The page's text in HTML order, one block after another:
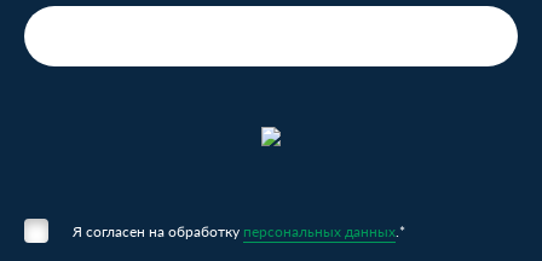
Я согласен на обработку персональных данных.*